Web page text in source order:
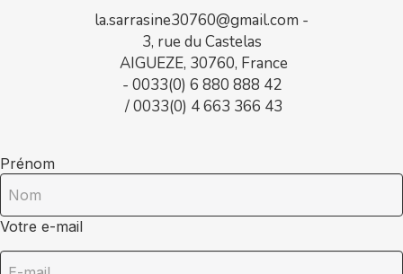
la.sarrasine30760@gmail.com -
3, rue du Castelas
AIGUEZE, 30760, France
- 0033(0) 6 880 888 42
/ 0033(0) 4 663 366 43
Prénom
Votre e-mail